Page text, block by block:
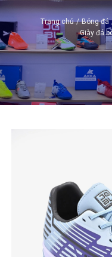
Trang chủ / Bóng đá
Giày đá